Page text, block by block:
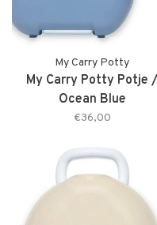
My Carry Potty
My Carry Potty Potje /
Ocean Blue
€36,00